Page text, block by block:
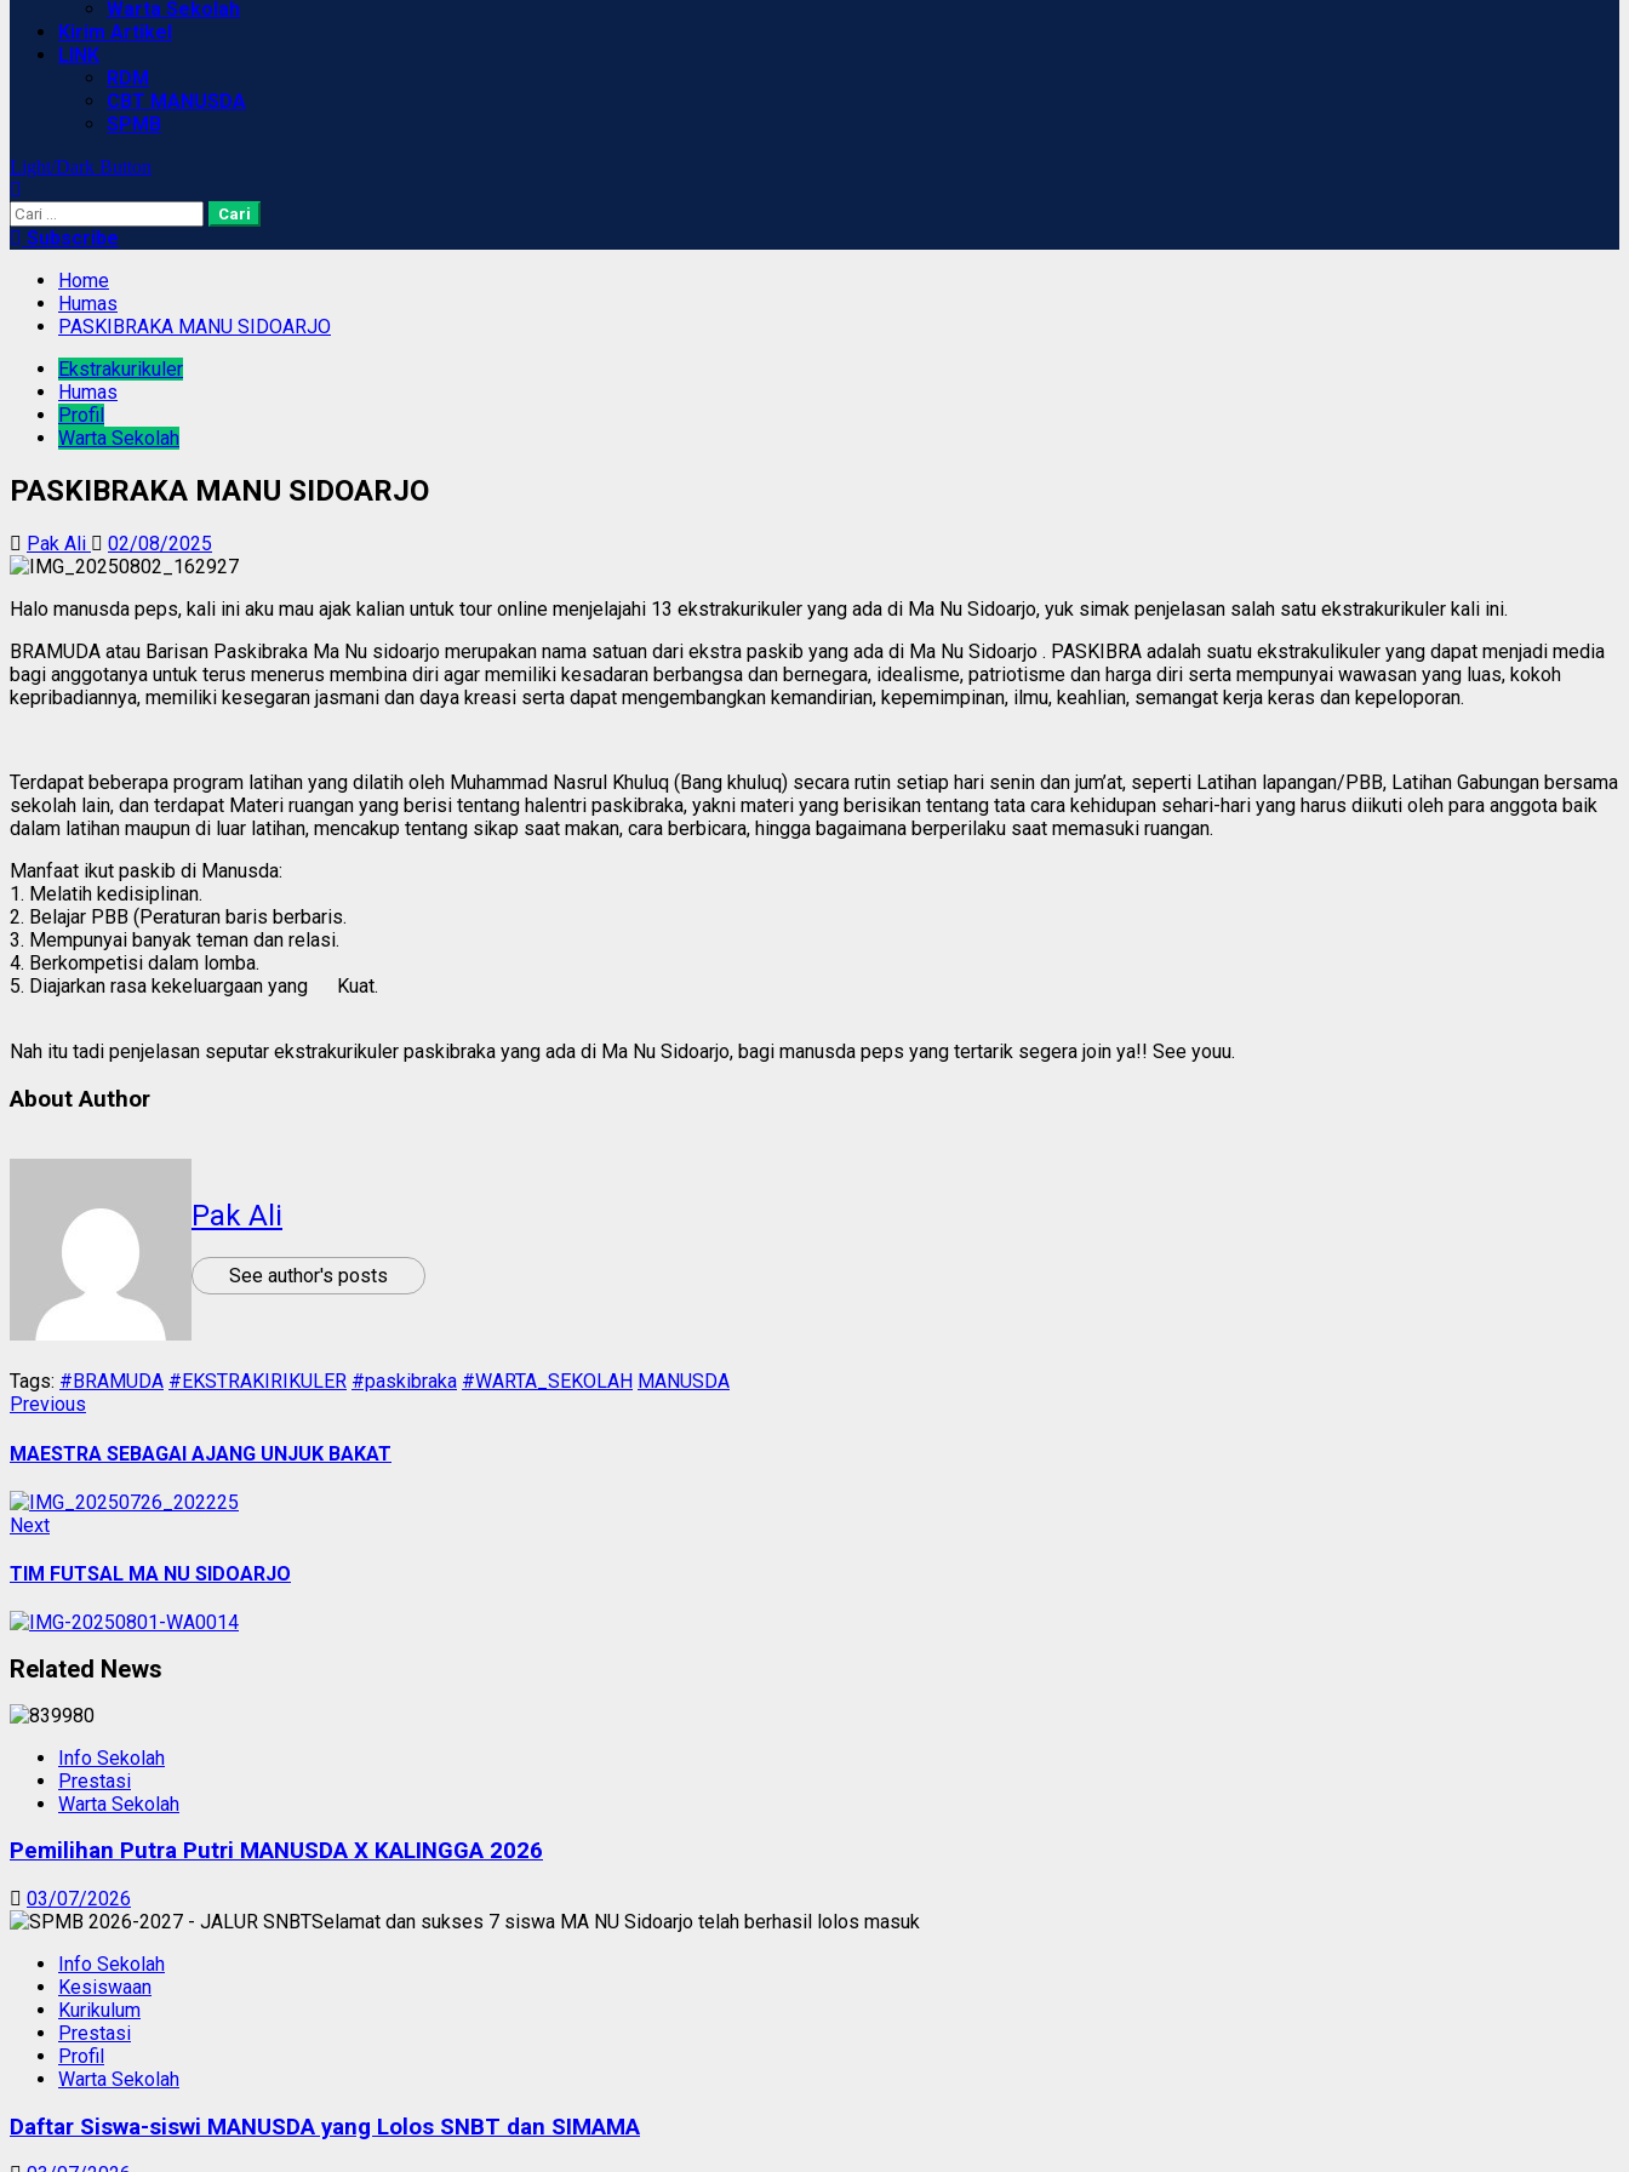
Warta Sekolah
Kirim Artikel
LINK
RDM
CBT MANUSDA
SPMB
Light/Dark Button
Cari
untuk:
Subscribe
Home
Humas
PASKIBRAKA MANU SIDOARJO
Ekstrakurikuler
Humas
Profil
Warta Sekolah
PASKIBRAKA MANU SIDOARJO
Pak Ali 02/08/2025
Halo manusda peps, kali ini aku mau ajak kalian untuk tour online menjelajahi 13 ekstrakurikuler yang ada di Ma Nu Sidoarjo, yuk simak penjelasan salah satu ekstrakurikuler kali ini.
BRAMUDA atau Barisan Paskibraka Ma Nu sidoarjo merupakan nama satuan dari ekstra paskib yang ada di Ma Nu Sidoarjo . PASKIBRA adalah suatu ekstrakulikuler yang dapat menjadi media
bagi anggotanya untuk terus menerus membina diri agar memiliki kesadaran berbangsa dan bernegara, idealisme, patriotisme dan harga diri serta mempunyai wawasan yang luas, kokoh
kepribadiannya, memiliki kesegaran jasmani dan daya kreasi serta dapat mengembangkan kemandirian, kepemimpinan, ilmu, keahlian, semangat kerja keras dan kepeloporan.
Terdapat beberapa program latihan yang dilatih oleh Muhammad Nasrul Khuluq (Bang khuluq) secara rutin setiap hari senin dan jum’at, seperti Latihan lapangan/PBB, Latihan Gabungan bersama
sekolah lain, dan terdapat Materi ruangan yang berisi tentang halentri paskibraka, yakni materi yang berisikan tentang tata cara kehidupan sehari-hari yang harus diikuti oleh para anggota baik
dalam latihan maupun di luar latihan, mencakup tentang sikap saat makan, cara berbicara, hingga bagaimana berperilaku saat memasuki ruangan.
Manfaat ikut paskib di Manusda:
1. Melatih kedisiplinan.
2. Belajar PBB (Peraturan baris berbaris.
3. Mempunyai banyak teman dan relasi.
4. Berkompetisi dalam lomba.
5. Diajarkan rasa kekeluargaan yang Kuat.
Nah itu tadi penjelasan seputar ekstrakurikuler paskibraka yang ada di Ma Nu Sidoarjo, bagi manusda peps yang tertarik segera join ya!! See youu.
About Author
Pak Ali
See author's posts
Tags: #BRAMUDA #EKSTRAKIRIKULER #paskibraka #WARTA_SEKOLAH MANUSDA
Continue
Reading
Previous
MAESTRA SEBAGAI AJANG UNJUK BAKAT
NextNext
TIM FUTSAL MA NU SIDOARJO
Related News
Info Sekolah
Prestasi
Warta Sekolah
Pemilihan Putra Putri MANUSDA X KALINGGA 2026
03/07/2026
Info Sekolah
Kesiswaan
Kurikulum
Prestasi
Profil
Warta Sekolah
Daftar Siswa-siswi MANUSDA yang Lolos SNBT dan SIMAMA